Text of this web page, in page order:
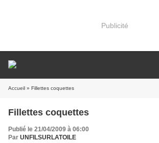
Publicité
Accueil » Fillettes coquettes
Fillettes coquettes
Publié le 21/04/2009 à 06:00
Par UNFILSURLATOILE